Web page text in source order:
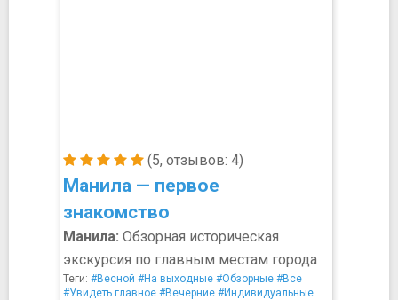
(5, отзывов: 4)
Манила — первое
знакомство
Манила: Обзорная историческая
экскурсия по главным местам города
Теги: #Весной #На выходные #Обзорные #Все
#Увидеть главное #Вечерние #Индивидуальные